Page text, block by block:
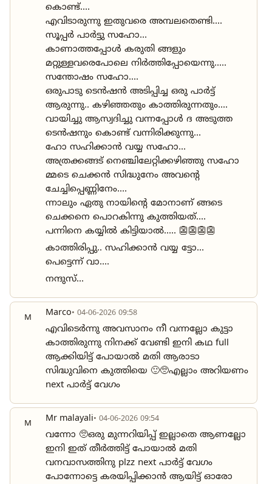
കൊണ്ട്....
എവിടാരുന്നു ഇതുവരെ അമ്പലതെണ്ടി....
സൂപ്പർ പാർട്ടു സഹോ...
കാണാത്തപ്പോൾ കരുതി ങ്ങളും
മറ്റുള്ളവരെപോലെ നിർത്തിപ്പോയെന്നു.....
സന്തോഷം സഹോ....
ഒരുപാടു ടെൻഷൻ അടിപ്പിച്ച ഒരു പാർട്ട്‌
ആരുന്നു.. കഴിഞ്ഞതും കാത്തിരുന്നതും....
വായിച്ചു ആസ്വദിച്ചു വന്നപ്പോൾ ദ അടുത്ത
ടെൻഷനും കൊണ്ട് വന്നിരിക്കുന്നു...
ഹോ സഹിക്കാൻ വയ്യ സഹോ...
അത്രക്കങ്ങട് നെഞ്ചിലേറ്റിക്കഴിഞ്ഞു സഹോ
മ്മടെ ചെക്കൻ സിദ്ധുനേം അവന്റെ
ചേച്ചിപ്പെണ്ണിനേം....
ന്നാലും ഏതു നായിന്റെ മോനാണ് ങ്ങടെ
ചെക്കനെ പൊറകിന്നു കുത്തിയത്....
പന്നിനെ കയ്യിൽ കിട്ടിയാൽ..... 👺👺👺👺
കാത്തിരിപ്പു.. സഹിക്കാൻ വയ്യ ട്ടോ...
പെട്ടെന്ന് വാ....
നന്ദുസ്...
M Marco• 04-06-2026 09:58
എവിടെർന്നു അവസാനം നീ വന്നല്ലോ കുട്ടാ
കാത്തിരുന്നു നിനക്ക് വേണ്ടി ഇനി കഥ full
ആക്കിയിട്ട് പോയാൽ മതി ആരാടാ
സിദ്ധുവിനെ കുത്തിയെ 🙂🥺എല്ലാം അറിയണം
next പാർട്ട്‌ വേഗം
M Mr malayali• 04-06-2026 09:54
വന്നോ 🥺ഒരു മുന്നറിയിപ്പ് ഇല്ലാതെ ആണല്ലോ
ഇനി ഇത് തീർത്തിട്ട് പോയാൽ മതി
വനവാസത്തിനു plzz next പാർട്ട്‌ വേഗം
പോന്നോട്ടെ കരയിപ്പിക്കാൻ ആയിട്ട് ഓരോ